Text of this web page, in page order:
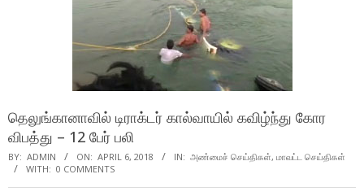
தெலுங்கானாவில் டிராக்டர் கால்வாயில் கவிழ்ந்து கோர
விபத்து – 12 பேர் பலி
BY: ADMIN ON: APRIL 6, 2018 IN: அண்மைச் செய்திகள், மாவட்ட செய்திகள்
WITH: 0 COMMENTS